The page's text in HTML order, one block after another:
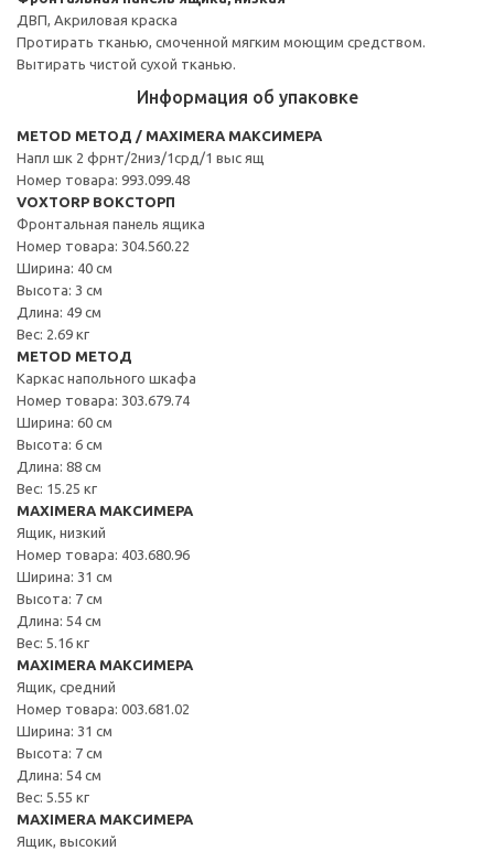
ДВП, Акриловая краска
Протирать тканью, смоченной мягким моющим средством.
Вытирать чистой сухой тканью.
Информация об упаковке
METOD МЕТОД / MAXIMERA МАКСИМЕРА
Напл шк 2 фрнт/2низ/1срд/1 выс ящ
Номер товара: 993.099.48
VOXTORP ВОКСТОРП
Фронтальная панель ящика
Номер товара: 304.560.22
Ширина: 40 см
Высота: 3 см
Длина: 49 см
Вес: 2.69 кг
METOD МЕТОД
Каркас напольного шкафа
Номер товара: 303.679.74
Ширина: 60 см
Высота: 6 см
Длина: 88 см
Вес: 15.25 кг
MAXIMERA МАКСИМЕРА
Ящик, низкий
Номер товара: 403.680.96
Ширина: 31 см
Высота: 7 см
Длина: 54 см
Вес: 5.16 кг
MAXIMERA МАКСИМЕРА
Ящик, средний
Номер товара: 003.681.02
Ширина: 31 см
Высота: 7 см
Длина: 54 см
Вес: 5.55 кг
MAXIMERA МАКСИМЕРА
Ящик, высокий